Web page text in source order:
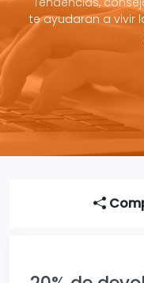
te ayudaran a vivir